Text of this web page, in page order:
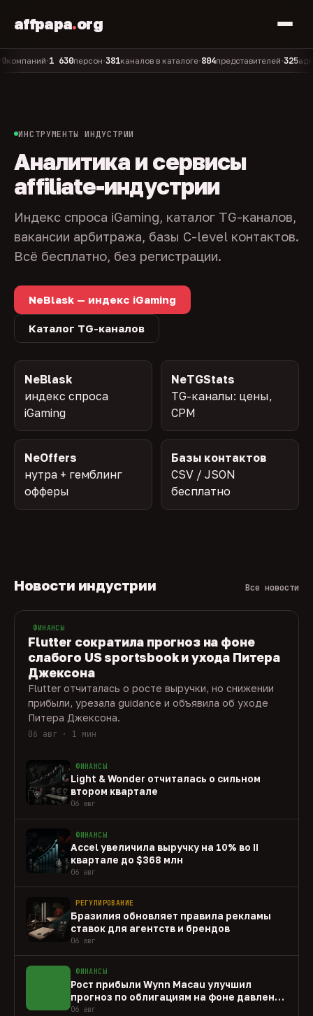
affpapa.org
•1 630персон•381каналов в каталоге•804представителей•325админов
ИНСТРУМЕНТЫ ИНДУСТРИИ
Аналитика и сервисы
affiliate-индустрии
Индекс спроса iGaming, каталог TG-каналов,
вакансии арбитража, базы C-level контактов.
Всё бесплатно, без регистрации.
NeBlask — индекс iGaming
Каталог TG-каналов
NeBlask
индекс спроса
iGaming
NeTGStats
TG-каналы: цены,
CPM
NeOffers
нутра + гемблинг
офферы
Базы контактов
CSV / JSON
бесплатно
Новости индустрии Все новости
ФИНАНСЫ
Flutter сократила прогноз на фоне
слабого US sportsbook и ухода Питера
Джексона
Flutter отчиталась о росте выручки, но снижении
прибыли, урезала guidance и объявила об уходе
Питера Джексона.
06 авг · 1 мин
ФИНАНСЫ
Light & Wonder отчиталась о сильном
втором квартале
06 авг
ФИНАНСЫ
Accel увеличила выручку на 10% во II
квартале до $368 млн
06 авг
РЕГУЛИРОВАНИЕ
Бразилия обновляет правила рекламы
ставок для агентств и брендов
06 авг
ФИНАНСЫ
Рост прибыли Wynn Macau улучшил
прогноз по облигациям на фоне давления
capex
06 авг